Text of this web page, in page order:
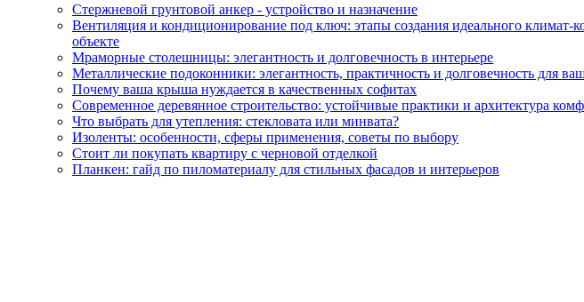
Стержневой грунтовой анкер - устройство и назначение
Вентиляция и кондиционирование под ключ: этапы создания идеального климат-
объекте
Мраморные столешницы: элегантность и долговечность в интерьере
Металлические подоконники: элегантность, практичность и долговечность для
Почему ваша крыша нуждается в качественных софитах
Современное деревянное строительство: устойчивые практики и архитектура
Что выбрать для утепления: стекловата или минвата?
Изоленты: особенности, сферы применения, советы по выбору
Стоит ли покупать квартиру с черновой отделкой
Планкен: гайд по пиломатериалу для стильных фасадов и интерьеров